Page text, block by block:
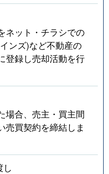
静岡
徒歩15分
静岡
徒歩15分
静岡
徒歩20分
静岡
徒歩1時間
東静岡
徒歩18分
東静岡
徒歩14分
ネット・チラシでの
ンズ)など不動産の
登録し売却活動を行
場合、売主・買主間
売買契約を締結しま